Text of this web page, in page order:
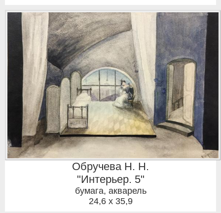
Обручева Н. Н.
"Интерьер. 5"
бумага, акварель
24,6 x 35,9